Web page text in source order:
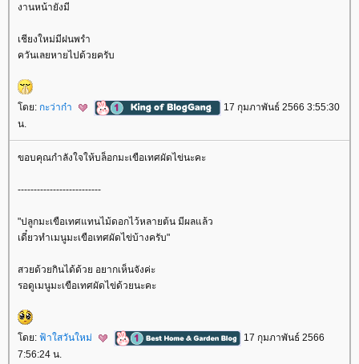
งานหน้ายังมี
เชียงใหม่มีฝนพรำ
ควันเลยหายไปด้วยครับ
ดย: กะว่าก๋า
17 กุมภาพันธ์ 2566 3:55:30
น.
ขอบคุณกำลังใจให้บล็อกมะเขือเทศผัดไข่นะคะ
--------------------------
"ปลูกมะเขือเทศแทนไม้ดอกไว้หลายต้น มีผลแล้ว
เดี๋ยวทำเมนูมะเขือเทศผัดไข่บ้างครับ"
สวยด้วยกินได้ด้วย อยากเห็นจังค่ะ
รอดูเมนูมะเขือเทศผัดไข่ด้วยนะคะ
ดย: ฟ้าใสวันใหม่
17 กุมภาพันธ์ 2566
7:56:24 น.